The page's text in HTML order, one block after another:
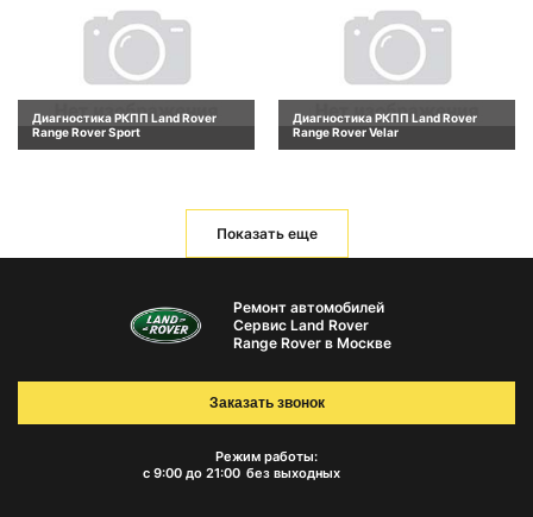
Диагностика РКПП Land Rover
Range Rover Sport
Диагностика РКПП Land Rover
Range Rover Velar
Показать еще
Ремонт автомобилей
Сервис Land Rover
Range Rover в Москве
Режим работы:
с 9:00 до 21:00 без выходных
Заказать звонок